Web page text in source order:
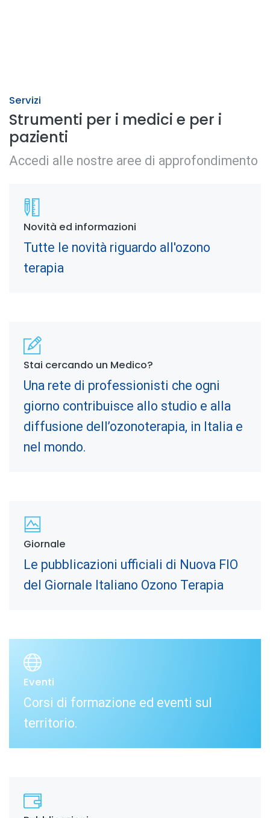
Servizi
Strumenti per i medici e per i
pazienti
Accedi alle nostre aree di approfondimento
Novità ed informazioni
Tutte le novità riguardo all'ozono
terapia
Stai cercando un Medico?
Una rete di professionisti che ogni
giorno contribuisce allo studio e alla
diffusione dell’ozonoterapia, in Italia e
nel mondo.
Giornale
Le pubblicazioni ufficiali di Nuova FIO
del Giornale Italiano Ozono Terapia
Eventi
Corsi di formazione ed eventi sul
territorio.